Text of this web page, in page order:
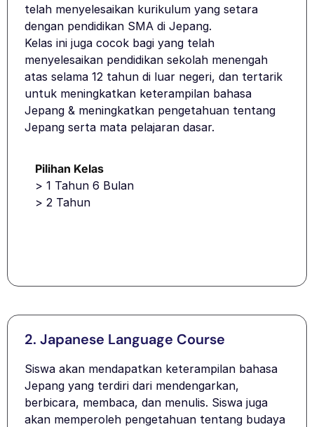
telah menyelesaikan kurikulum yang setara
dengan pendidikan SMA di Jepang.
Kelas ini juga cocok bagi yang telah
menyelesaikan pendidikan sekolah menengah
atas selama 12 tahun di luar negeri, dan tertarik
untuk meningkatkan keterampilan bahasa
Jepang & meningkatkan pengetahuan tentang
Jepang serta mata pelajaran dasar.
Pilihan Kelas
> 1 Tahun 6 Bulan
> 2 Tahun
2. Japanese Language Course
Siswa akan mendapatkan keterampilan bahasa
Jepang yang terdiri dari mendengarkan,
berbicara, membaca, dan menulis. Siswa juga
akan memperoleh pengetahuan tentang budaya